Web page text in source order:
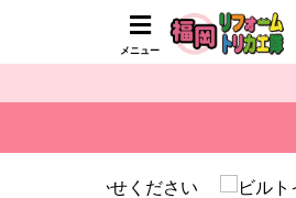
メニュー